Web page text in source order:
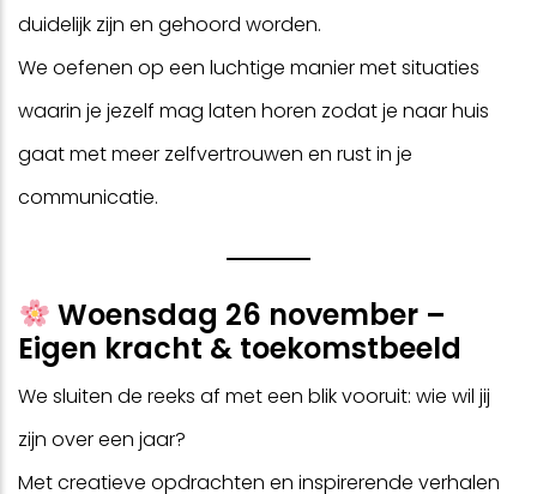
duidelijk zijn en gehoord worden.
We oefenen op een luchtige manier met situaties
waarin je jezelf mag laten horen zodat je naar huis
gaat met meer zelfvertrouwen en rust in je
communicatie.
Woensdag 26 november –
Eigen kracht & toekomstbeeld
We sluiten de reeks af met een blik vooruit: wie wil jij
zijn over een jaar?
Met creatieve opdrachten en inspirerende verhalen